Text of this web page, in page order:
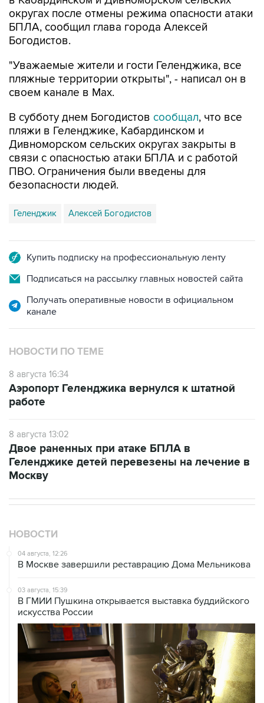
округах после отмены режима опасности атаки
БПЛА, сообщил глава города Алексей
Богодистов.
"Уважаемые жители и гости Геленджика, все
пляжные территории открыты", - написал он в
своем канале в Max.
В субботу днем Богодистов сообщал, что все
пляжи в Геленджике, Кабардинском и
Дивноморском сельских округах закрыты в
связи с опасностью атаки БПЛА и с работой
ПВО. Ограничения были введены для
безопасности людей.
Геленджик Алексей Богодистов
Купить подписку на профессиональную ленту
Подписаться на рассылку главных новостей сайта
Получать оперативные новости в официальном
канале
НОВОСТИ ПО ТЕМЕ
8 августа 16:34
Аэропорт Геленджика вернулся к штатной
работе
8 августа 13:02
Двое раненных при атаке БПЛА в
Геленджике детей перевезены на лечение в
Москву
НОВОСТИ
04 августа, 12:26
В Москве завершили реставрацию Дома Мельникова
03 августа, 15:39
В ГМИИ Пушкина открывается выставка буддийского
искусства России